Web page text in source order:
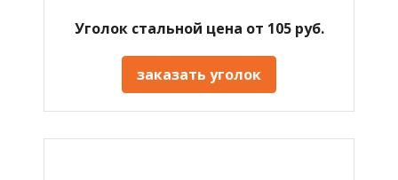
Уголок стальной цена от 105 руб.
заказать уголок